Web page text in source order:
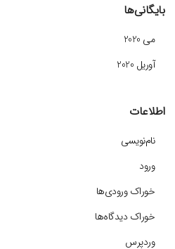
بایگانی‌ها
می 2020
آوریل 2020
اطلاعات
نام‌نویسی
ورود
خوراک ورودی‌ها
خوراک دیدگاه‌ها
وردپرس